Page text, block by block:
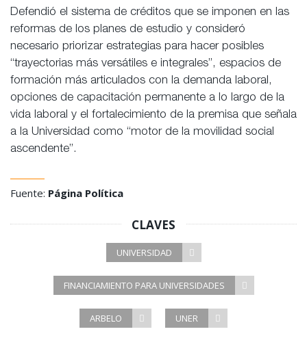
Defendió el sistema de créditos que se imponen en las
reformas de los planes de estudio y consideró
necesario priorizar estrategias para hacer posibles
“trayectorias más versátiles e integrales”, espacios de
formación más articulados con la demanda laboral,
opciones de capacitación permanente a lo largo de la
vida laboral y el fortalecimiento de la premisa que señala
a la Universidad como “motor de la movilidad social
ascendente”.
Fuente: Página Política
CLAVES
UNIVERSIDAD
FINANCIAMIENTO PARA UNIVERSIDADES
ARBELO UNER